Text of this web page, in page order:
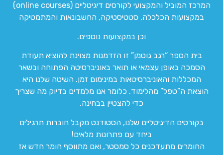
המרכז המוביל והמקצועי לקורסים דיגיטליים (online courses)
במקצועות הכלכלה, סטטיסטיקה, החשבונאות והמתמטיקה
וכן במקצועות נוספים.
בית הספר “רגב גוטמן” זו הזדמנות מצוינת להוציא תעודת
הסמכה באופן עצמאי או תואר באוניברסיטה הפתוחה ובשאר
המכללות והאוניברסיטאות במינימום זמן. השיטה שלנו היא
הוצאת ה”טפל” מהלימוד. כלומר אנו מלמדים בדיוק מה שצריך
כדי להצטיין בבחינה.
בקורסים הדיגיטליים שלנו, הסטודנט מקבל חוברות תרגילים
ביחד עם פתרונות מלאים!
החומרים מתעדכנים כל סמסטר, ואם מתווסף חומר חדש אז